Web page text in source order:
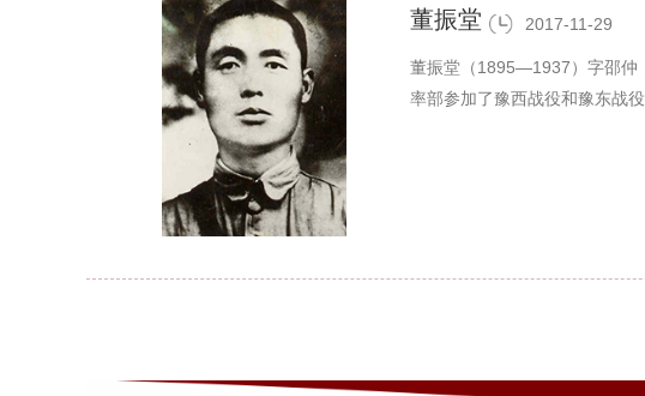
董振堂 2017-11-29
董振堂（1895—1937）字邵仲
率部参加了豫西战役和豫东战